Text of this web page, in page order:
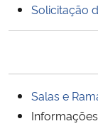
Solicitação
Salas e